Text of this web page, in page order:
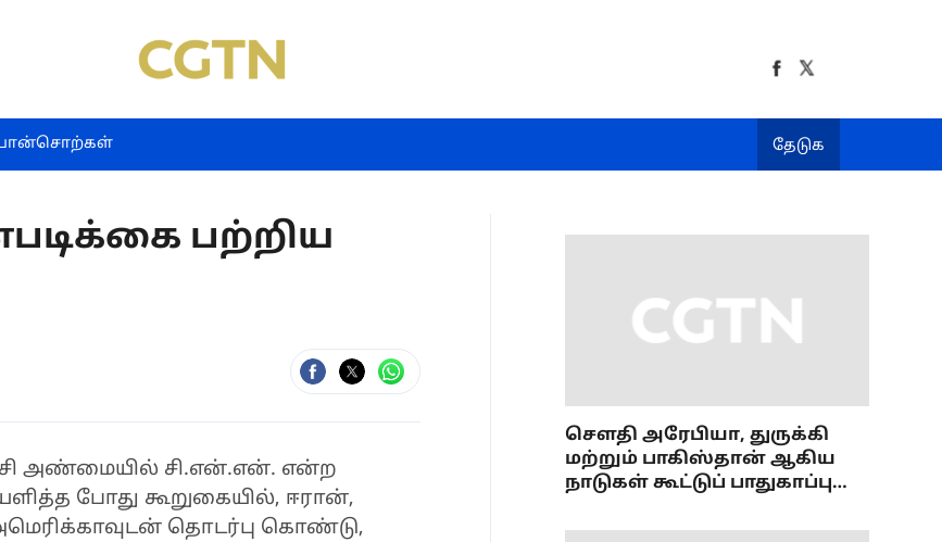
தேடுக
பற்றிய
அண்மையில் சி.என்.என். என்ற
போது கூறுகையில், ஈரான்,
தொடர்பு கொண்டு,
செளதி அரேபியா, துருக்கி
மற்றும் பாகிஸ்தான் ஆகிய
நாடுகள் கூட்டுப் பாதுகாப்பு